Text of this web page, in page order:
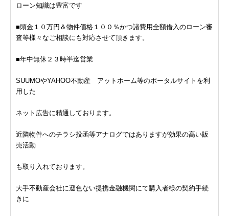
ローン知識は豊富です
■頭金１０万円＆物件価格１００％かつ諸費用全額借入のローン審
査等様々なご相談にも対応させて頂きます。
■年中無休２３時半迄営業
SUUMOやYAHOO不動産 アットホーム等のポータルサイトを利
用した
ネット広告に精通しております。
近隣物件へのチラシ投函等アナログではありますが効果の高い販
売活動
も取り入れております。
大手不動産会社に遜色ない提携金融機関にて購入者様の契約手続
きに